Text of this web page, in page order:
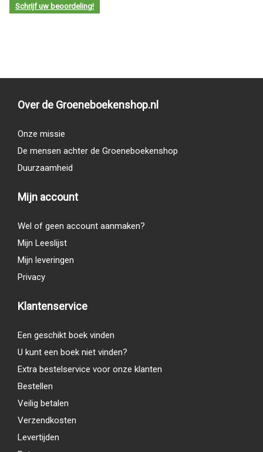
Schrijf uw beoordeling!
Over de Groeneboekenshop.nl
Onze missie
De mensen achter de Groeneboekenshop
Duurzaamheid
Mijn account
Wel of geen account aanmaken?
Mijn Leeslijst
Mijn leveringen
Privacy
Klantenservice
Een geschikt boek vinden
U kunt een boek niet vinden?
Extra bestelservice voor onze klanten
Bestellen
Veilig betalen
Verzendkosten
Levertijden